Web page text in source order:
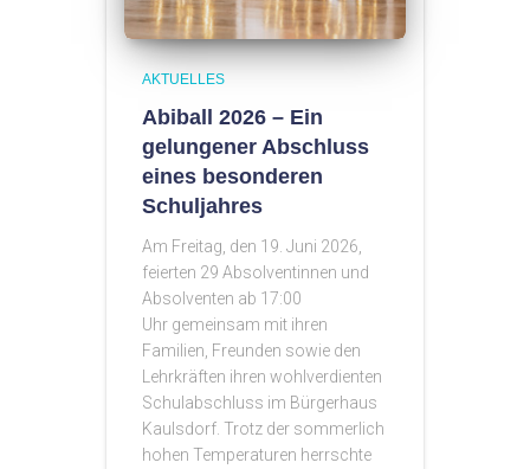
AKTUELLES
Abiball 2026 – Ein
gelungener Abschluss
eines besonderen
Schuljahres
Am Freitag, den 19. Juni 2026,
feierten 29 Absolventinnen und
Absolventen ab 17:00
Uhr gemeinsam mit ihren
Familien, Freunden sowie den
Lehrkräften ihren wohlverdienten
Schulabschluss im Bürgerhaus
Kaulsdorf. Trotz der sommerlich
hohen Temperaturen herrschte